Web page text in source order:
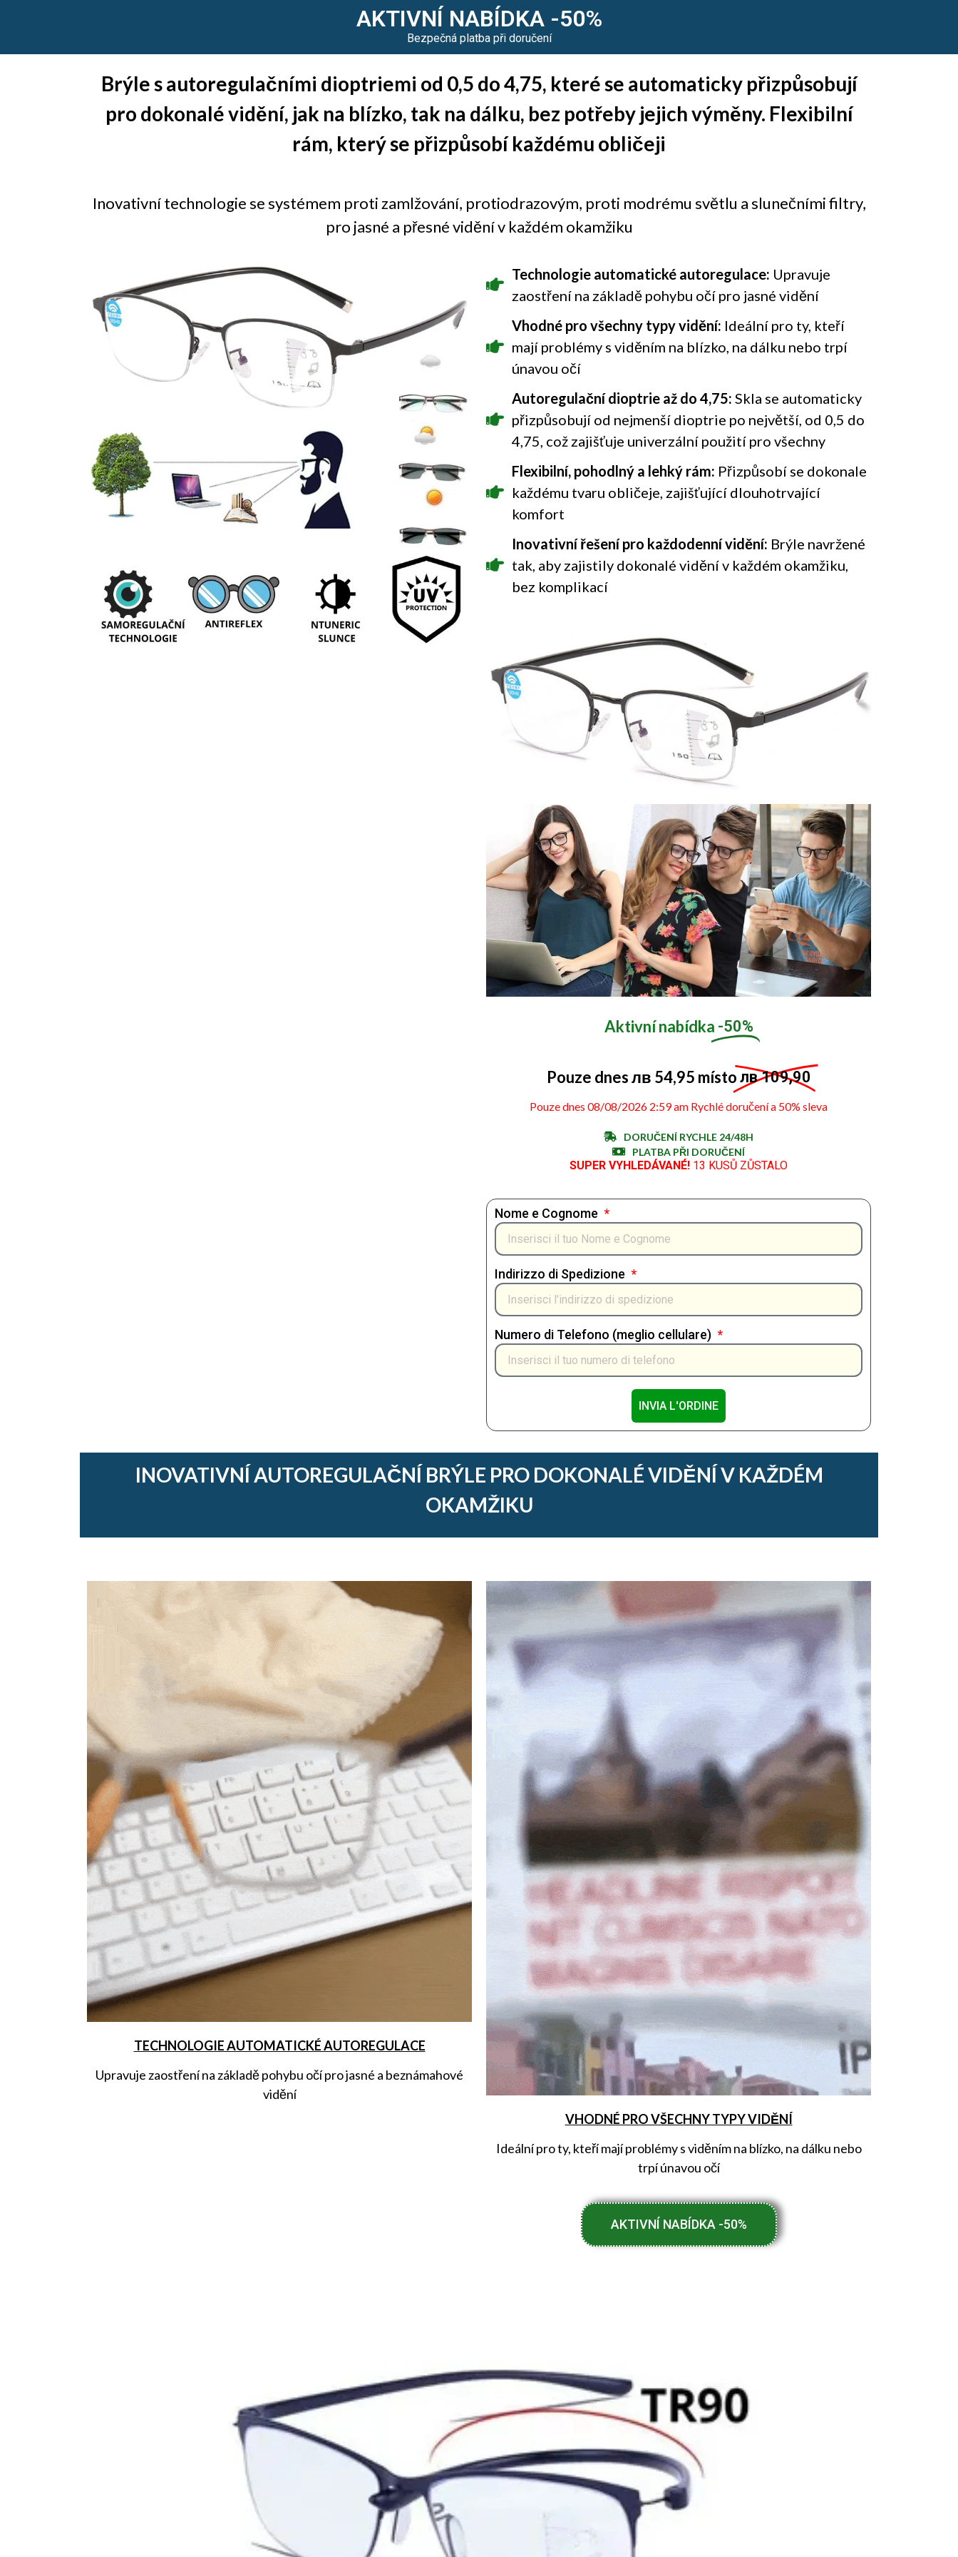
AKTIVNÍ NABÍDKA -50%
Bezpečná platba při doručení
Brýle s autoregulačními dioptriemi od 0,5 do 4,75, které se automaticky přizpůsobují
pro dokonalé vidění, jak na blízko, tak na dálku, bez potřeby jejich výměny. Flexibilní
rám, který se přizpůsobí každému obličeji
Inovativní technologie se systémem proti zamlžování, protiodrazovým, proti modrému světlu a slunečními filtry,
pro jasné a přesné vidění v každém okamžiku
Technologie automatické autoregulace: Upravuje
zaostření na základě pohybu očí pro jasné vidění
Vhodné pro všechny typy vidění: Ideální pro ty, kteří
mají problémy s viděním na blízko, na dálku nebo trpí
únavou očí
Autoregulační dioptrie až do 4,75: Skla se automaticky
přizpůsobují od nejmenší dioptrie po největší, od 0,5 do
4,75, což zajišťuje univerzální použití pro všechny
Flexibilní, pohodlný a lehký rám: Přizpůsobí se dokonale
každému tvaru obličeje, zajišťující dlouhotrvající
komfort
Inovativní řešení pro každodenní vidění: Brýle navržené
tak, aby zajistily dokonalé vidění v každém okamžiku,
bez komplikací
Aktivní nabídka -50%
Pouze dnes лв 54,95 místo лв 109,90
Pouze dnes 08/08/2026 2:59 am Rychlé doručení a 50% sleva
DORUČENÍ RYCHLE 24/48H
PLATBA PŘI DORUČENÍ
SUPER VYHLEDÁVANÉ! 13 KUSŮ ZŮSTALO
Nome e Cognome
Indirizzo di Spedizione
Numero di Telefono (meglio cellulare)
INVIA L'ORDINE
INOVATIVNÍ AUTOREGULAČNÍ BRÝLE PRO DOKONALÉ VIDĚNÍ V KAŽDÉM
OKAMŽIKU
TECHNOLOGIE AUTOMATICKÉ AUTOREGULACE
Upravuje zaostření na základě pohybu očí pro jasné a beznámahové
vidění
VHODNÉ PRO VŠECHNY TYPY VIDĚNÍ
Ideální pro ty, kteří mají problémy s viděním na blízko, na dálku nebo
trpí únavou očí
AKTIVNÍ NABÍDKA -50%